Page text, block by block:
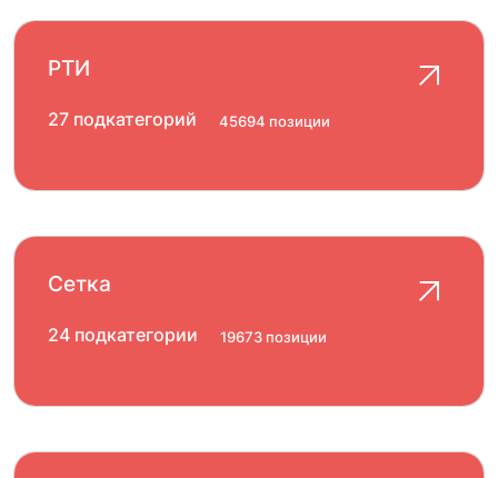
РТИ
27 подкатегорий 45694 позиции
Сетка
24 подкатегории 19673 позиции